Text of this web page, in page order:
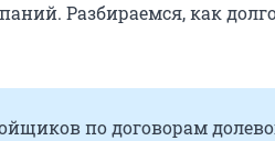
Разбираемся, как
по договорам